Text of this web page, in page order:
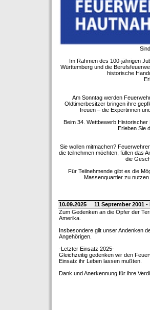
Im Rahmen des 100-jährigen
Württemberg und die
historische
Am Sonntag werden
Oldtimerbesitzer bringen ihre
freuen – die Expertinnen
Beim 34. Wettbewerb
Erleben Sie
Sie wollen mitmachen?
die teilnehmen möchten, füllen das
die
Für Teilnehmende gibt es die
Massenquartier zu
10.09.2025
11 September 2001
Zum Gedenken an die Opfer der
Amerika.
Insbesondere gilt unser Andenken
Angehörigen.
-Letzter Einsatz 2025-
Gleichzeitig gedenken wir den
Einsatz ihr Leben lassen mußten.
Dank und Anerkennung für ihre